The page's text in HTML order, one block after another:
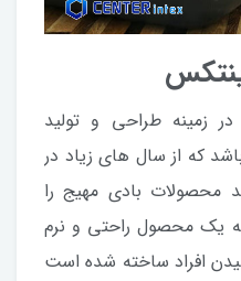
زمینه طراحی و تولید
که از سال های زیاد در
محصولات بادی مهیج را
یک محصول راحتی و نرم
افراد ساخته شده است